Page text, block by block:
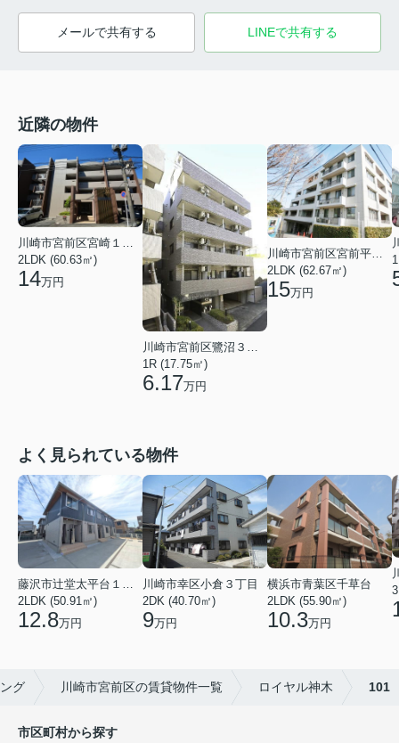
メールで共有する LINEで共有する
近隣の物件
川崎市宮前区宮崎１丁目
2LDK (60.63㎡)
14万円
1R (17.75㎡)
6.17万円
2LDK (62.67㎡)
15万円
よく見られている物件
藤沢市辻堂太平台１丁目
2LDK (50.91㎡)
12.8万円
川崎市幸区小倉３丁目
2DK (40.70㎡)
9万円
横浜市青葉区千草台
2LDK (55.90㎡)
10.3万円
グ 川崎市宮前区の賃貸物件一覧 ロイヤル神木 101
市区町村から探す